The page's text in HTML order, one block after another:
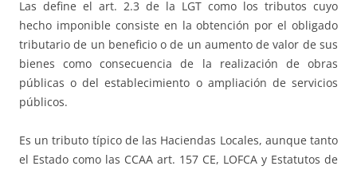
Las define el art. 2.3 de la LGT como los tributos cuyo
hecho imponible consiste en la obtención por el obligado
tributario de un beneficio o de un aumento de valor de sus
bienes como consecuencia de la realización de obras
públicas o del establecimiento o ampliación de servicios
públicos.
Es un tributo típico de las Haciendas Locales, aunque tanto
el Estado como las CCAA art. 157 CE, LOFCA y Estatutos de